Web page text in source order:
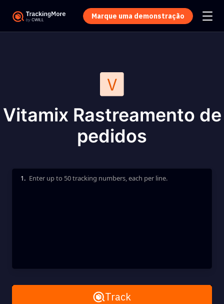
Marque uma demonstração
Vitamix Rastreamento de
pedidos
Enter up to 50 tracking numbers, each per line.
1.
Remove AllTrack